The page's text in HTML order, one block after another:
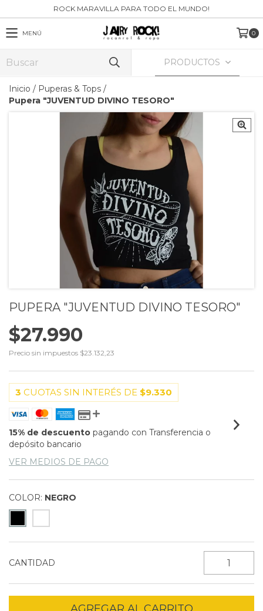
ROCK MARAVILLA PARA TODO EL MUNDO!
MENÚ 0
PRODUCTOS
Inicio / Puperas & Tops /
Pupera "JUVENTUD DIVINO TESORO"
PUPERA "JUVENTUD DIVINO TESORO"
$27.990
Precio sin impuestos $23.132,23
3 CUOTAS SIN INTERÉS DE $9.330
15% de descuento pagando con Transferencia o
depósito bancario
VER MEDIOS DE PAGO
COLOR: NEGRO
CANTIDAD